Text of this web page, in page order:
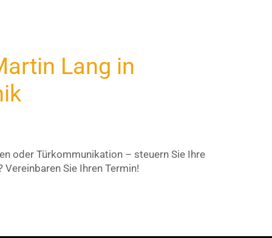
Lang in
oder Türkommunikation – steuern Sie Ihre
Sie Ihren Termin!